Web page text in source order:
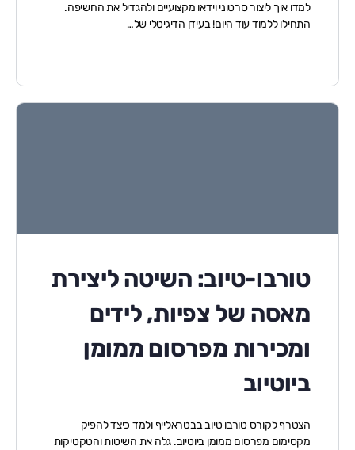
למדו איך ליצור סרטוני וידאו מקצועיים ולהגדיל את החשיפה.
התחילו ללמוד עוד היום! בעידן הדיגיטלי של…
טורבו-טיוב: השיטה ליצירת
מאסה של צפיות, לידים
ומכירות מפרסום ממומן
ביוטיוב
הצטרף לקורס טורבו טיוב בבטראלייף ולמד כיצד להפיק
מקסימום מפרסום ממומן ביוטיוב. גלה את השיטות והטקטיקות